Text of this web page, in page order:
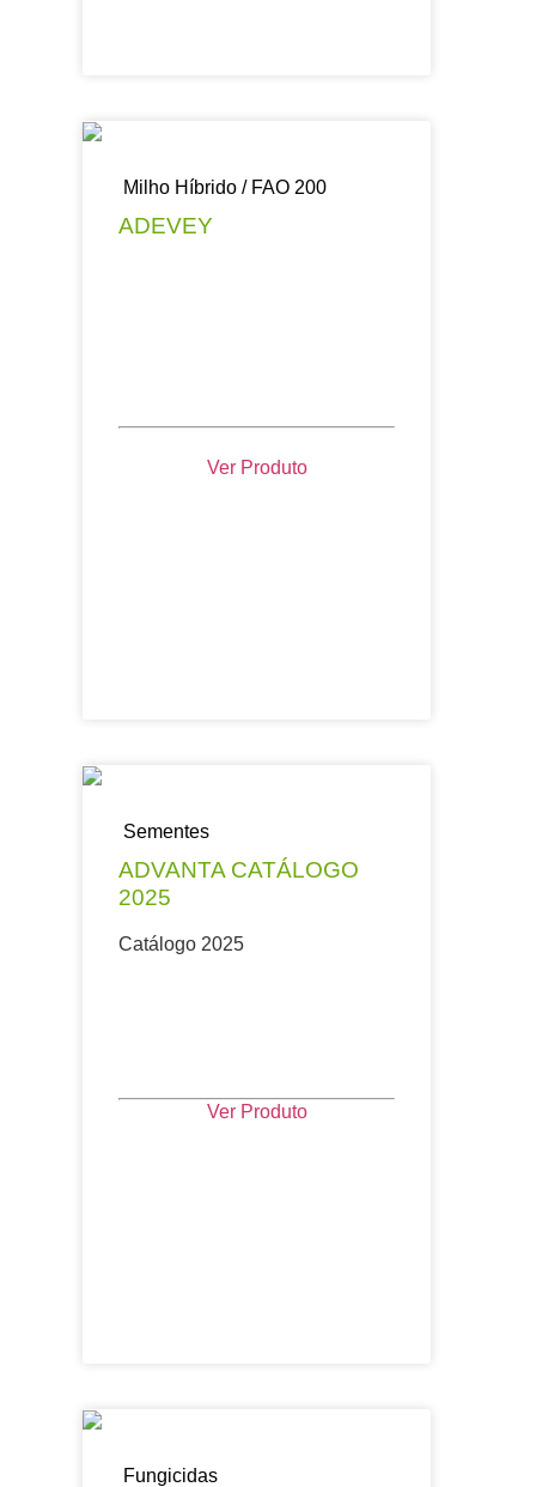
Milho Híbrido / FAO 200
ADEVEY
Ver Produto
Sementes
ADVANTA CATÁLOGO
2025
Catálogo 2025
Ver Produto
Fungicidas